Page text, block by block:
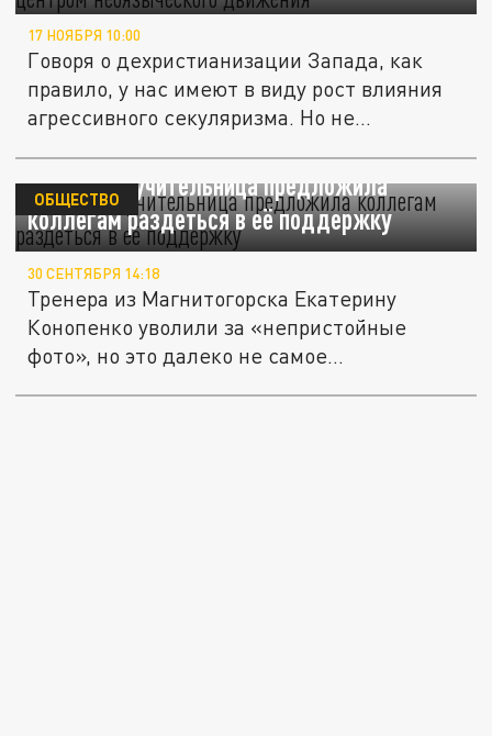
17 НОЯБРЯ 10:00
Говоря о дехристианизации Запада, как
правило, у нас имеют в виду рост влияния
агрессивного секуляризма. Но не...
Уволенная учительница предложила
коллегам раздеться в её поддержку
ОБЩЕСТВО
30 СЕНТЯБРЯ 14:18
Тренера из Магнитогорска Екатерину
Конопенко уволили за «непристойные
фото», но это далеко не самое